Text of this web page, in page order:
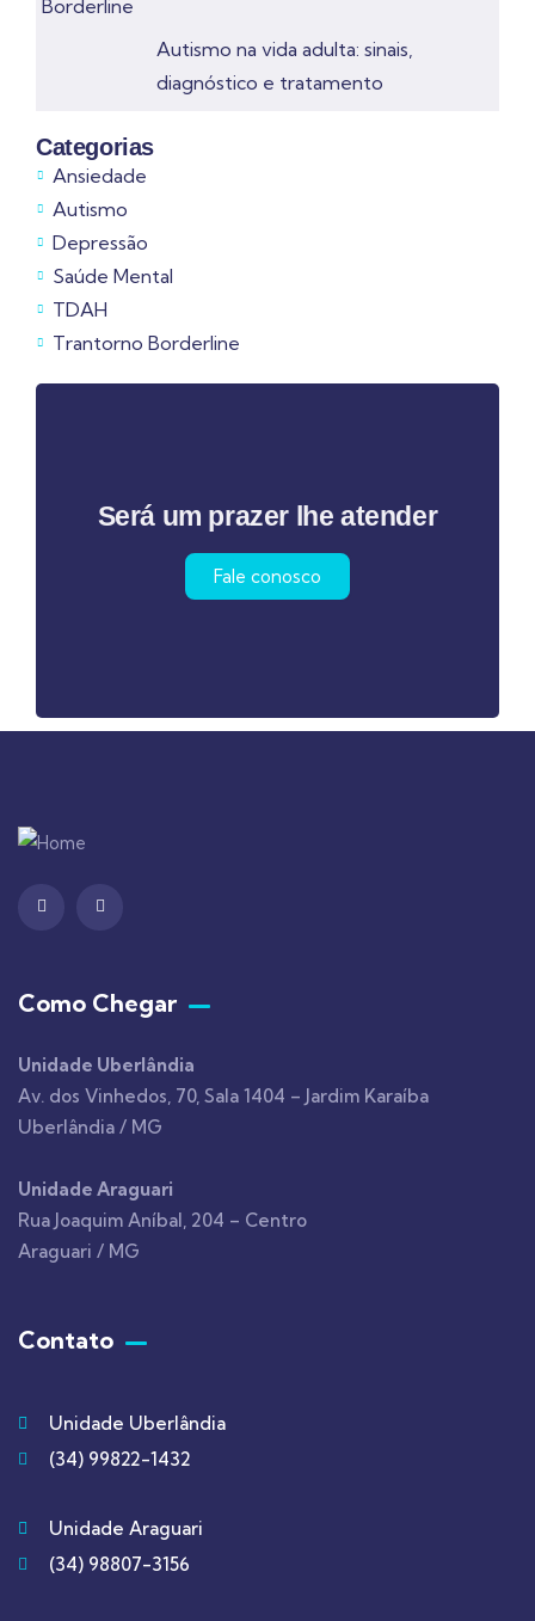
Autismo na vida adulta: sinais,
diagnóstico e tratamento
Categorias
Ansiedade
Autismo
Depressão
Saúde Mental
TDAH
Trantorno Borderline
Será um prazer lhe atender
Fale conosco
Como Chegar
Unidade Uberlândia
Av. dos Vinhedos, 70, Sala 1404 – Jardim Karaíba
Uberlândia / MG
Unidade Araguari
Rua Joaquim Aníbal, 204 – Centro
Araguari / MG
Contato
Unidade Uberlândia
(34) 99822-1432
Unidade Araguari
(34) 98807-3156